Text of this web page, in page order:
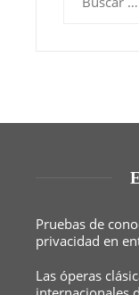
Pruebas de
privacidad en
Las óperas